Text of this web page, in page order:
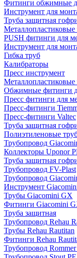
Фитинги обжимные
Инструмент для
Труба защитная
PUSH фитинги для
Инструмент для
Гибка труб
Калибраторы
Пресс инструмент
Обжимные фитинги
Пресс фитинги для
Пресс-фитинги
Пресс-фитинги Valtec
Труба защитная
Полиэтиленовые
Трубопровод
Коллекторы Uponor
Труба защитная
Трубопровод FV-Plast
Трубопровод
Инструмент
Трубы Giacomini GX
Фитинги Giacomini
Труба защитная
Трубопровод Rehau
Трубы Rehau Rautitan
Фитинги Rehau
Трубопровод